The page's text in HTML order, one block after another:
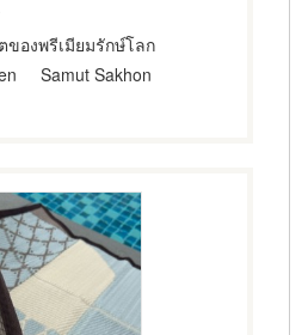
ของพรีเมียมรักษ์โลก
Samut Sakhon